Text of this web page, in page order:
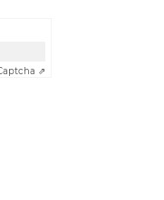
⇗